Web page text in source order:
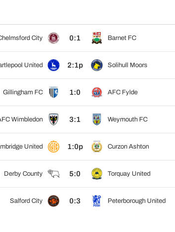
City 0:1 Barnet FC
United 2:1p Solihull Moors
Gillingham FC 1:0 AFC Fylde
Wimbledon 3:1 Weymouth FC
United 1:0p Curzon Ashton
Derby County 5:0 Torquay United
Salford City 0:3 Peterborough United